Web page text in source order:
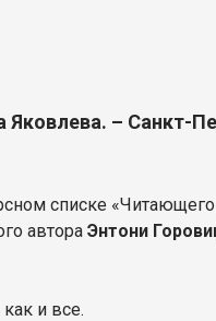
– Санкт-
списке
автора Энтони
и все.